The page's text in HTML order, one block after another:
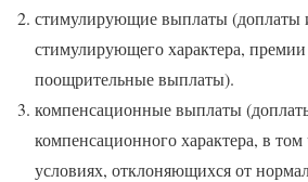
стимулирующие выплаты (доплаты
стимулирующего характера,
поощрительные выплаты).
компенсационные выплаты
компенсационного характера, в том
условиях, отклоняющихся от